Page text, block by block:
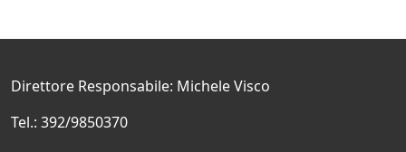
Direttore Responsabile: Michele Visco
Tel.: 392/9850370